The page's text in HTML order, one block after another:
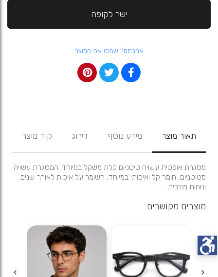
ישר לקופה
אהבתם? שתפו את המוצר
תאור מוצר מידע נוסף דירוג קוד מוצר
מסגרת אופטית עשויה טיטניום קלת משקל במיוחד. המסגרת עשויה
מטיטניום, חומר קל ואיכותי במיוחד, השומר על איכות לאורך שנים
ונוחות מירבית.
מוצרים מקושרים